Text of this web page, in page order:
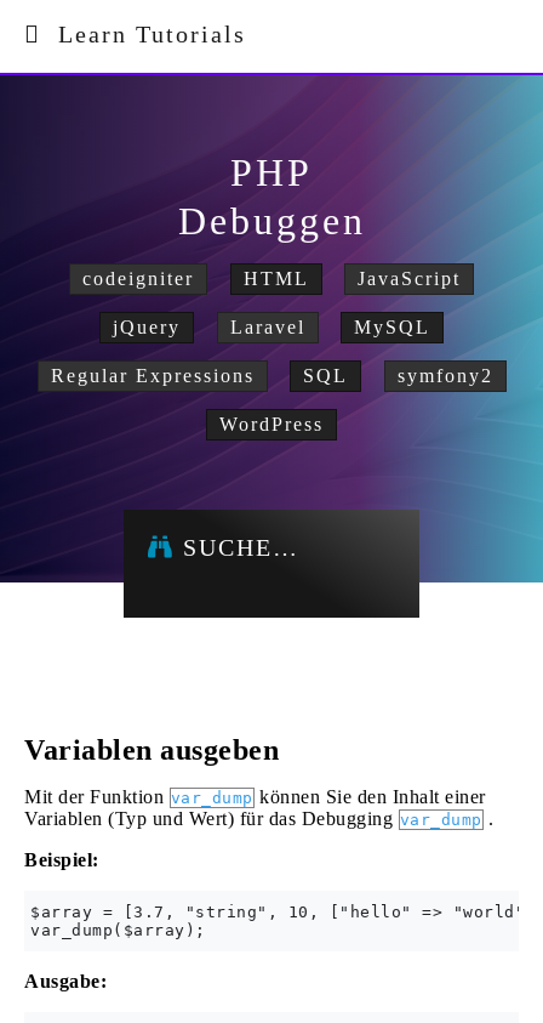
Learn Tutorials
PHP
Debuggen
codeigniter HTML JavaScript
jQuery Laravel MySQL
Regular Expressions SQL symfony2
WordPress
SUCHE…
Variablen ausgeben
Mit der Funktion var_dump können Sie den Inhalt einer
Variablen (Typ und Wert) für das Debugging var_dump .
Beispiel:
$array = [3.7, "string", 10, ["hello" => "world"],
Ausgabe: